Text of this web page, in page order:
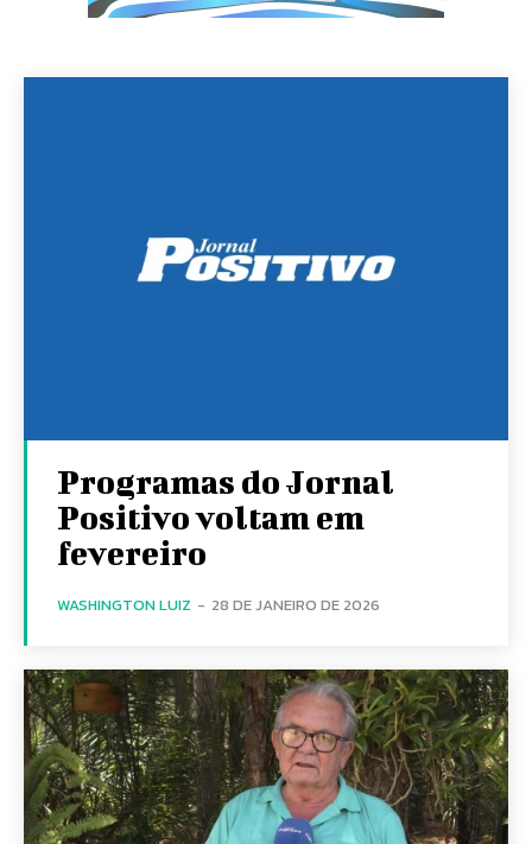
Programas do Jornal
Positivo voltam em
fevereiro
WASHINGTON LUIZ - 28 DE JANEIRO DE 2026